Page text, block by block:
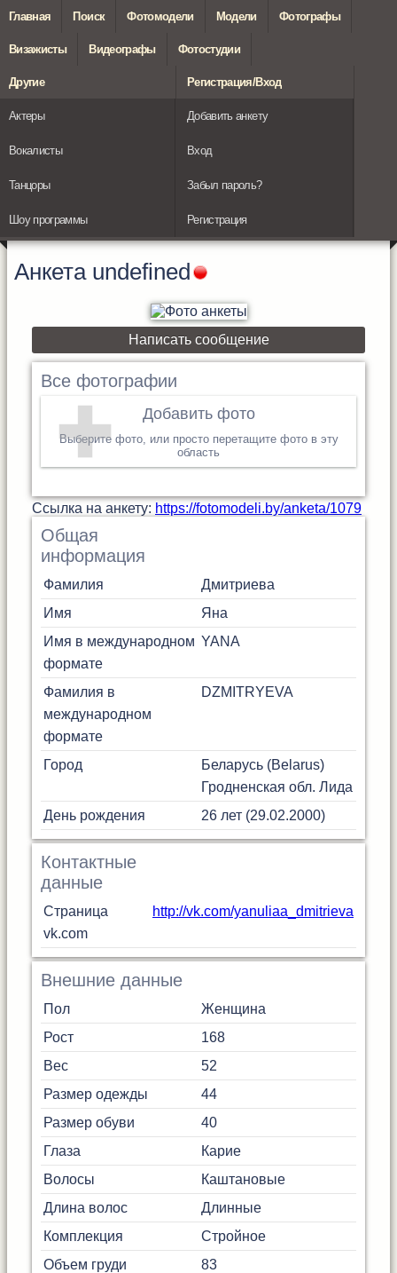
Главная Поиск Фотомодели Модели Фотографы
Визажисты Видеографы Фотостудии
Другие
Актеры
Вокалисты
Танцоры
Шоу программы
Регистрация/Вход
Добавить анкету
Вход
Забыл пароль?
Регистрация
Анкета undefined
Написать сообщение
Все фотографии
Добавить фото
Выберите фото, или просто перетащите фото в эту
область
Cсылка на анкету: https://fotomodeli.by/anketa/1079
Общая
информация
Фамилия
Дмитриева
Имя
Яна
Имя в международном
формате
YANA
Фамилия в
международном
формате
DZMITRYEVA
Город
Беларусь (Belarus)
Гродненская обл. Лида
День рождения
26 лет (29.02.2000)
Контактные
данные
Страница
vk.com
http://vk.com/yanuliaa_dmitrieva
Внешние данные
Пол
Женщина
Рост
168
Вес
52
Размер одежды
44
Размер обуви
40
Глаза
Карие
Волосы
Каштановые
Длина волос
Длинные
Комплекция
Стройное
Объем груди
83